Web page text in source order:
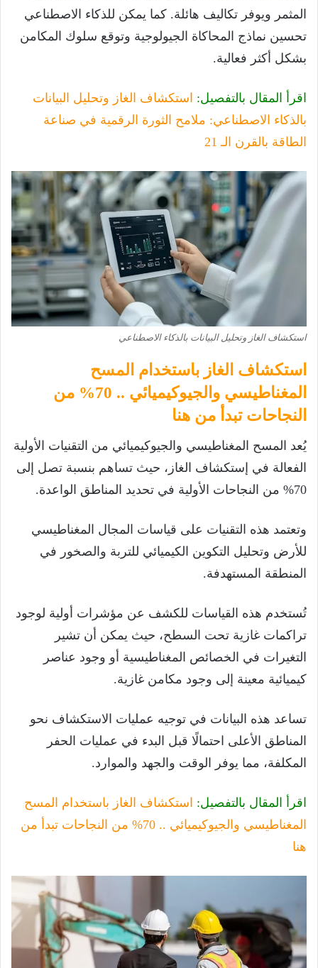
المثمر ويوفر تكاليف هائلة. كما يمكن للذكاء الاصطناعي
تحسين نماذج المحاكاة الجيولوجية وتوقع سلوك المكامن
بشكل أكثر فعالية.
اقرأ المقال بالتفصيل: استكشاف الغاز وتحليل البيانات
بالذكاء الاصطناعي: ملامح الثورة الرقمية في صناعة
الطاقة بالقرن الـ 21
استكشاف الغاز وتحليل البيانات بالذكاء الاصطناعي
استكشاف الغاز باستخدام المسح
المغناطيسي والجيوكيميائي .. 70% من
النجاحات تبدأ من هنا
يُعد المسح المغناطيسي والجيوكيميائي من التقنيات الأولية
الفعالة في إستكشاف الغاز، حيث تساهم بنسبة تصل إلى
70% من النجاحات الأولية في تحديد المناطق الواعدة.
وتعتمد هذه التقنيات على قياسات المجال المغناطيسي
للأرض وتحليل التكوين الكيميائي للتربة والصخور في
المنطقة المستهدفة.
تُستخدم هذه القياسات للكشف عن مؤشرات أولية لوجود
تراكمات غازية تحت السطح، حيث يمكن أن تشير
التغيرات في الخصائص المغناطيسية أو وجود عناصر
كيميائية معينة إلى وجود مكامن غازية.
تساعد هذه البيانات في توجيه عمليات الاستكشاف نحو
المناطق الأعلى احتمالًا قبل البدء في عمليات الحفر
المكلفة، مما يوفر الوقت والجهد والموارد.
اقرأ المقال بالتفصيل: استكشاف الغاز باستخدام المسح
المغناطيسي والجيوكيميائي .. 70% من النجاحات تبدأ من
هنا